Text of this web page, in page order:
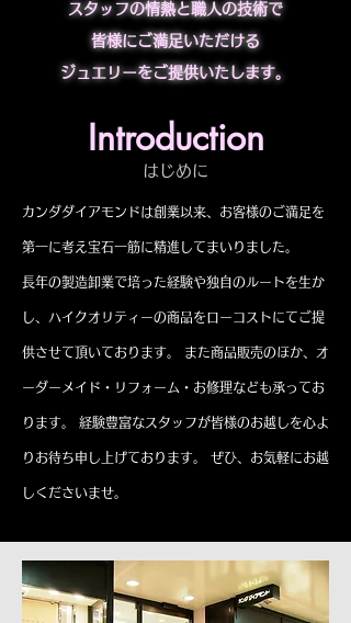
スタッフの情熱と職人の技術で
皆様にご満足いただける
ジュエリーをご提供いたします。
Introduction
はじめに
カンダダイアモンドは創業以来、お客様のご満足を
第一に考え宝石一筋に精進してまいりました。
長年の製造卸業で培った経験や独自のルートを生か
し、ハイクオリティーの商品をローコストにてご提
供させて頂いております。 また商品販売のほか、オ
ーダーメイド・リフォーム・お修理なども承ってお
ります。 経験豊富なスタッフが皆様のお越しを心よ
りお待ち申し上げております。 ぜひ、お気軽にお越
しくださいませ。